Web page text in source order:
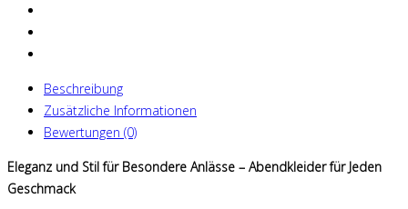
Beschreibung
Zusätzliche Informationen
Bewertungen (0)
Eleganz und Stil für Besondere Anlässe – Abendkleider für Jeden
Geschmack